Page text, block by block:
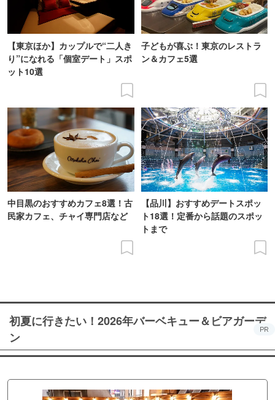
【東京ほか】カップルで“二人き
り”になれる「個室デート」スポ
ット10選
子どもが喜ぶ！東京のレストラ
ン＆カフェ5選
中目黒のおすすめカフェ8選！古
民家カフェ、チャイ専門店など
【品川】おすすめデートスポッ
ト18選！定番から話題のスポッ
トまで
初夏に行きたい！2026年バーベキュー＆ビアガーデ
ン
PR